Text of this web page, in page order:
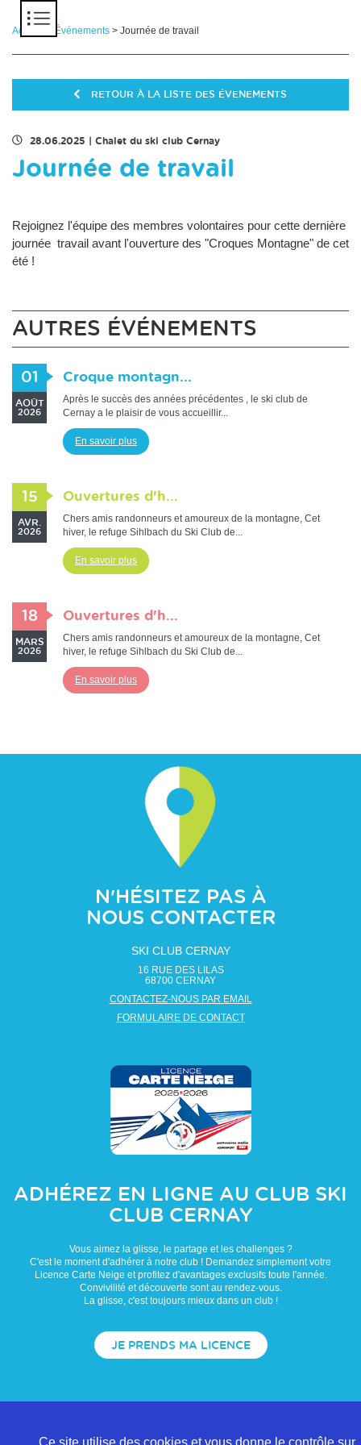
Accueil Événements > Journée de travail
RETOUR À LA LISTE DES ÉVENEMENTS
28.06.2025 Chalet du ski club Cernay
Journée de travail
Rejoignez l'équipe des membres volontaires pour cette dernière
journée travail avant l'ouverture des "Croques Montagne" de cet
été !
AUTRES ÉVÉNEMENTS
01
AOÛT
2026
Croque montagn...
Après le succès des années précédentes , le ski club de
Cernay a le plaisir de vous accueillir...
En savoir plus
15
AVR.
2026
Ouvertures d'h...
Chers amis randonneurs et amoureux de la montagne, Cet
hiver, le refuge Sihlbach du Ski Club de...
En savoir plus
18
MARS
2026
Ouvertures d'h...
Chers amis randonneurs et amoureux de la montagne, Cet
hiver, le refuge Sihlbach du Ski Club de...
En savoir plus
N'HÉSITEZ PAS À
NOUS CONTACTER
SKI CLUB CERNAY
16 RUE DES LILAS
68700 CERNAY
CONTACTEZ-NOUS PAR EMAIL
FORMULAIRE DE CONTACT
ADHÉREZ EN LIGNE AU CLUB SKI
CLUB CERNAY
Vous aimez la glisse, le partage et les challenges ?
C'est le moment d'adhérer à notre club ! Demandez simplement votre
Licence Carte Neige et profitez d'avantages exclusifs toute l'année.
Convivilité et découverte sont au rendez-vous.
La glisse, c'est toujours mieux dans un club !
JE PRENDS MA LICENCE
Ce site utilise des cookies et vous donne le contrôle sur